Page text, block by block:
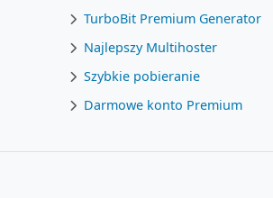
TurboBit Premium Generator
Najlepszy Multihoster
Szybkie pobieranie
Darmowe konto Premium